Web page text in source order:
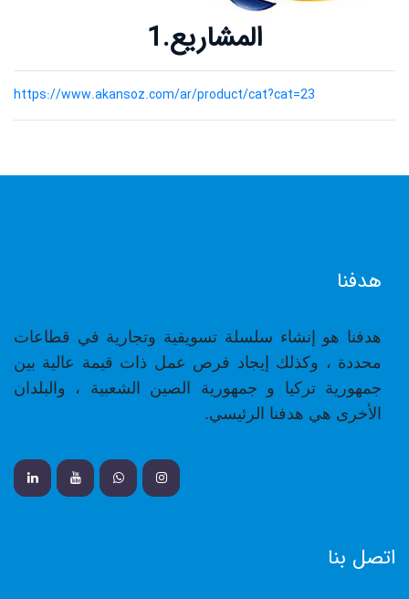
اتصل بنا
المشاريع.1
https://www.akansoz.com/ar/product/cat?cat=23
هدفنا
هدفنا هو إنشاء سلسلة تسويقية وتجارية في قطاعات
محددة ، وكذلك إيجاد فرص عمل ذات قيمة عالية بين
جمهورية تركيا و جمهورية الصين الشعبية ، والبلدان
الأخرى هي هدفنا الرئيسي.
اتصل بنا